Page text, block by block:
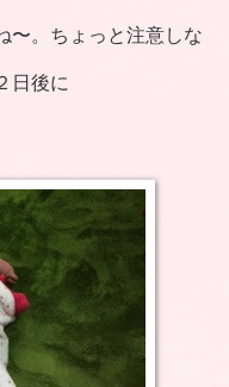
〜。ちょっと注意しな
日後に